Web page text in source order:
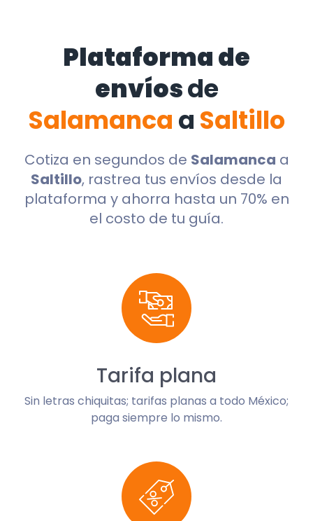
Plataforma de
envíosde
Salamanca a Saltillo
Cotiza en segundos de Salamanca a
Saltillo, rastrea tus envíos desde la
plataforma y ahorra hasta un 70% en
el costo de tu guía.
Tarifa plana
Sin letras chiquitas; tarifas planas a todo México;
paga siempre lo mismo.